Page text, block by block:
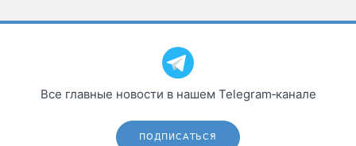
Все главные новости в нашем Telegram‑канале
ПОДПИСАТЬСЯ